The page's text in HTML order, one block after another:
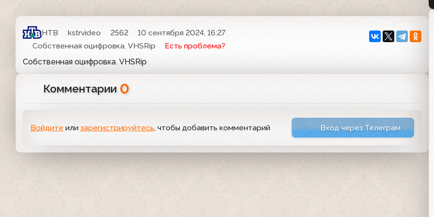
НТВ kstrvideo 2562
10 сентября 2024, 16:27
Собственная оцифровка. VHSRip
Есть проблема?
Собственная оцифровка. VHSRip
Комментарии 0
Войдите или зарегистрируйтесь, чтобы добавить комментарий Вход через Телеграм